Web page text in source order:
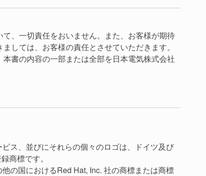
、一切責任をおいません。また、お客様が期待
しては、お客様の責任とさせていただきます。
書の内容の一部または全部を日本電気株式会社
ス、並びにそれらの個々のロゴは、ドイツ及び
商標です。
の国におけるRed Hat, Inc. 社の商標または商標